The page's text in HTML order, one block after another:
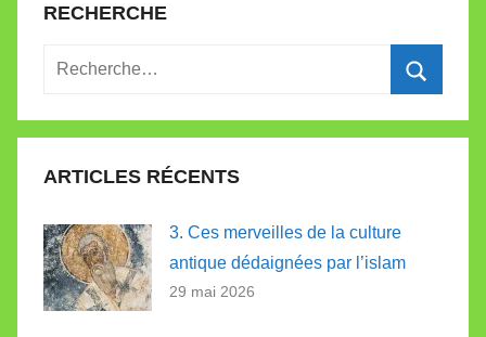
RECHERCHE
Recherche
:
ARTICLES RÉCENTS
3. Ces merveilles de la culture
antique dédaignées par l’islam
29 mai 2026